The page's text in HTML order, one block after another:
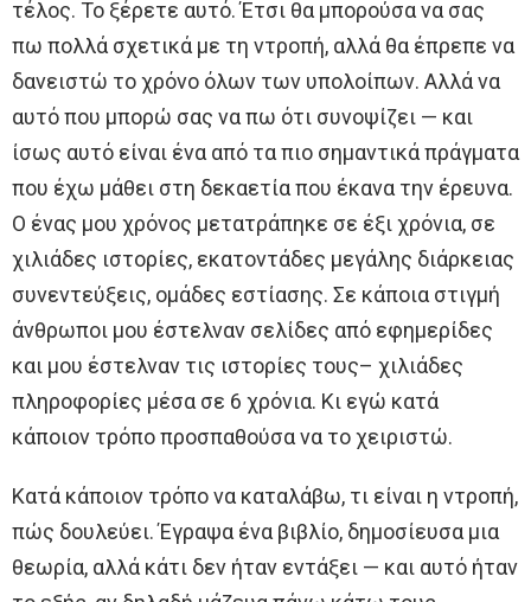
τέλος. Το ξέρετε αυτό. Έτσι θα μπορούσα να σας
πω πολλά σχετικά με τη ντροπή, αλλά θα έπρεπε να
δανειστώ το χρόνο όλων των υπολοίπων. Αλλά να
αυτό που μπορώ σας να πω ότι συνοψίζει — και
ίσως αυτό είναι ένα από τα πιο σημαντικά πράγματα
που έχω μάθει στη δεκαετία που έκανα την έρευνα.
Ο ένας μου χρόνος μετατράπηκε σε έξι χρόνια, σε
χιλιάδες ιστορίες, εκατοντάδες μεγάλης διάρκειας
συνεντεύξεις, ομάδες εστίασης. Σε κάποια στιγμή
άνθρωποι μου έστελναν σελίδες από εφημερίδες
και μου έστελναν τις ιστορίες τους– χιλιάδες
πληροφορίες μέσα σε 6 χρόνια. Κι εγώ κατά
κάποιον τρόπο προσπαθούσα να το χειριστώ.
Κατά κάποιον τρόπο να καταλάβω, τι είναι η ντροπή,
πώς δουλεύει. Έγραψα ένα βιβλίο, δημοσίευσα μια
θεωρία, αλλά κάτι δεν ήταν εντάξει — και αυτό ήταν